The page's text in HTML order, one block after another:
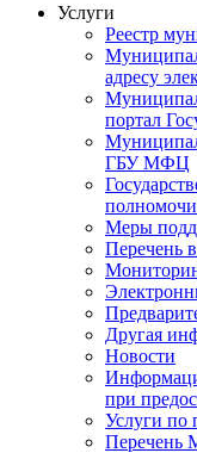
Услуги
Реестр
адресу
портал
ГБУ МФЦ
Меры
Перечень
Другая
Новости
при
Услуги по
Перечень